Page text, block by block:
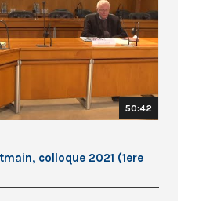
50:42
colloque 2021 (1ere